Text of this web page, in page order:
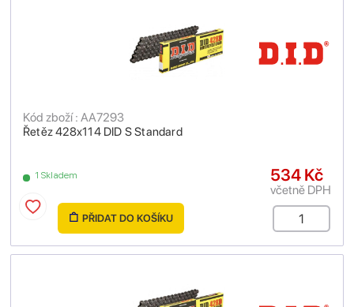
Řetěz 428x114 DID S Standard
Kód zboží : AA7293
1 Skladem 534 Kč
včetně DPH
PŘIDAT DO KOŠÍKU